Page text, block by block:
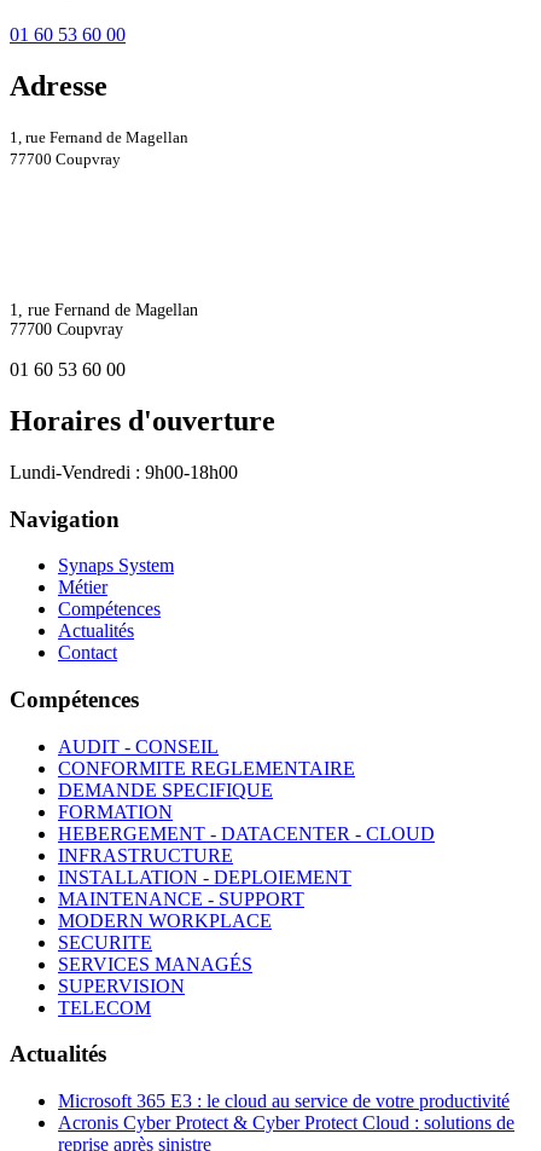
01 60 53 60 00
Adresse
1, rue Fernand de Magellan
77700 Coupvray
1, rue Fernand de Magellan
77700 Coupvray
01 60 53 60 00
Horaires d'ouverture
Lundi-Vendredi : 9h00-18h00
Navigation
Synaps System
Métier
Compétences
Actualités
Contact
Compétences
AUDIT - CONSEIL
CONFORMITE REGLEMENTAIRE
DEMANDE SPECIFIQUE
FORMATION
HEBERGEMENT - DATACENTER - CLOUD
INFRASTRUCTURE
INSTALLATION - DEPLOIEMENT
MAINTENANCE - SUPPORT
MODERN WORKPLACE
SECURITE
SERVICES MANAGÉS
SUPERVISION
TELECOM
Actualités
Microsoft 365 E3 : le cloud au service de votre productivité
Acronis Cyber Protect & Cyber Protect Cloud : solutions de
reprise après sinistre